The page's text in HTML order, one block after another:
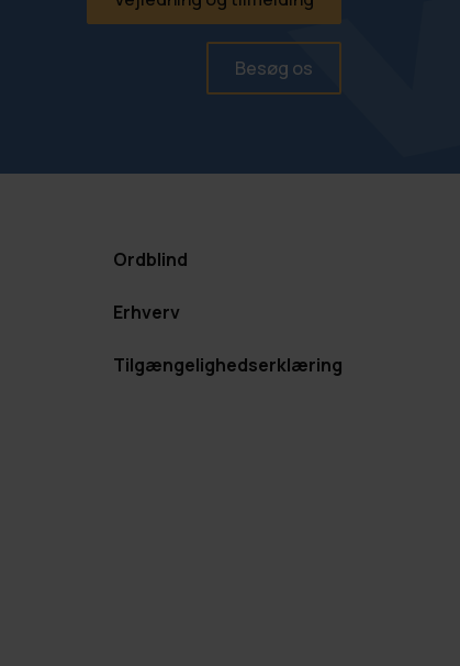
Besøg os
Ordblind
Erhverv
Tilgængelighedserklæring